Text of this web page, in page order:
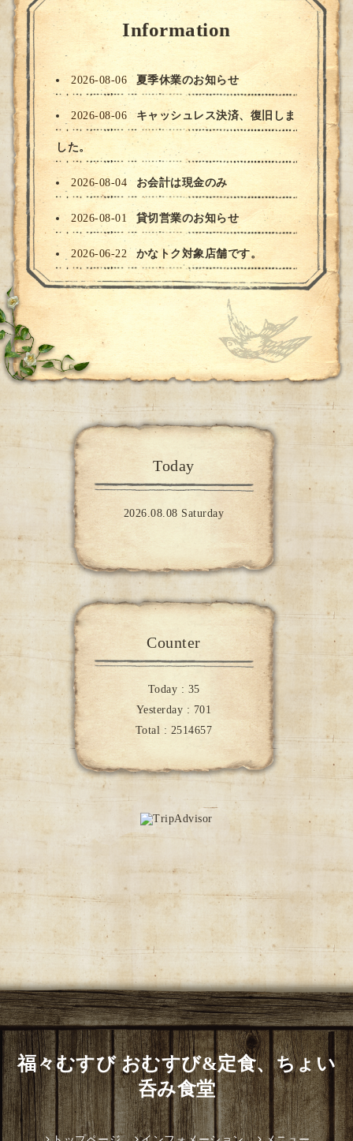
Information
2026-08-06 夏季休業のお知らせ
2026-08-06 キャッシュレス決済、復旧しま
した。
2026-08-04 お会計は現金のみ
2026-08-01 貸切営業のお知らせ
2026-06-22 かなトク対象店舗です。
Today
2026.08.08 Saturday
Counter
Today : 35
Yesterday : 701
Total : 2514657
福々むすび おむすび&定食、ちょい
呑み食堂